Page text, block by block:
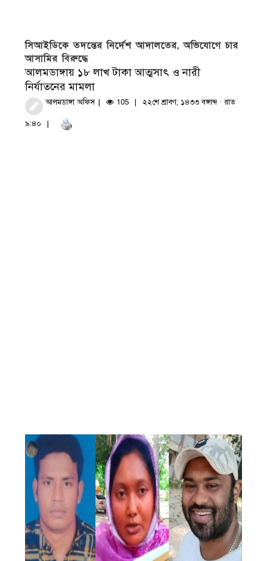
সিআইডিকে তদন্তের নির্দেশ আদালতের, অভিযোগে চার
আসামির বিরুদ্ধে
আলমডাঙ্গায় ১৮ লাখ টাকা আত্মসাৎ ও নারী
নির্যাতনের মামলা
আলমডাঙ্গা অফিস 105 ২২শে শ্রাবণ, ১৪৩৩ বঙ্গাব্দ · রাত
৯:৪০